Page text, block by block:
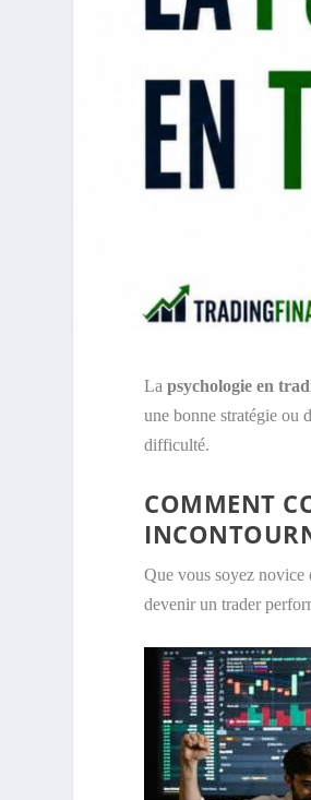
La psychologie en
une bonne stratégie ou
difficulté.
COMMENT
Que vous soyez novice
devenir un trader